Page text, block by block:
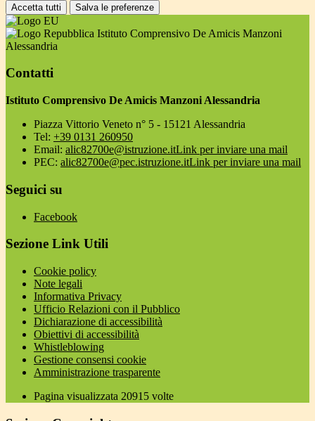
Accetta tutti Salva le preferenze
Istituto Comprensivo De Amicis Manzoni
Alessandria
Contatti
Istituto Comprensivo De Amicis Manzoni Alessandria
Piazza Vittorio Veneto n° 5 - 15121 Alessandria
Tel: +39 0131 260950
Email: alic82700e@istruzione.itLink per inviare una mail
PEC: alic82700e@pec.istruzione.itLink per inviare una mail
Seguici su
Facebook
Sezione Link Utili
Cookie policy
Note legali
Informativa Privacy
Ufficio Relazioni con il Pubblico
Dichiarazione di accessibilità
Obiettivi di accessibilità
Whistleblowing
Gestione consensi cookie
Amministrazione trasparente
Pagina visualizzata 20915 volte